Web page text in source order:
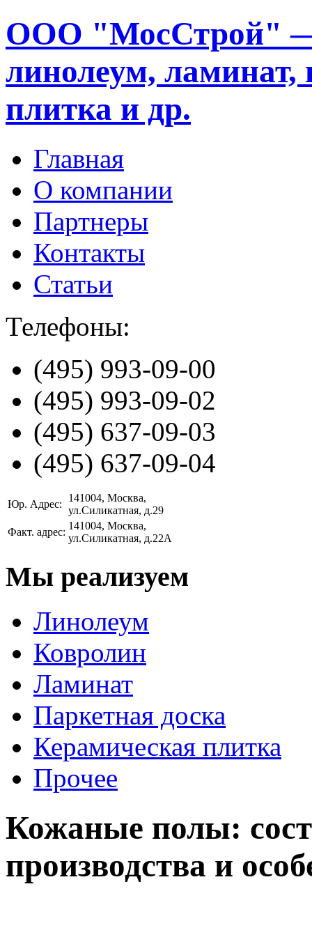
ООО "МосСтрой" —
линолеум, ламинат,
плитка и др.
Главная
О компании
Партнеры
Контакты
Статьи
Телефоны:
(495) 993-09-00
(495) 993-09-02
(495) 637-09-03
(495) 637-09-04
Юр. Адрес:
141004, Москва,
ул.Силикатная, д.29
Факт. адрес:
141004, Москва,
ул.Силикатная, д.22А
Мы реализуем
Линолеум
Ковролин
Ламинат
Паркетная доска
Керамическая плитка
Прочее
Кожаные полы:
производства и